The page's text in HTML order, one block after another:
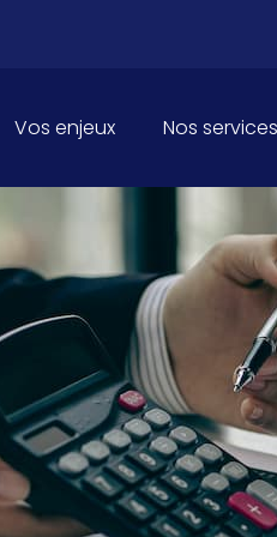
Vos enjeux Nos services